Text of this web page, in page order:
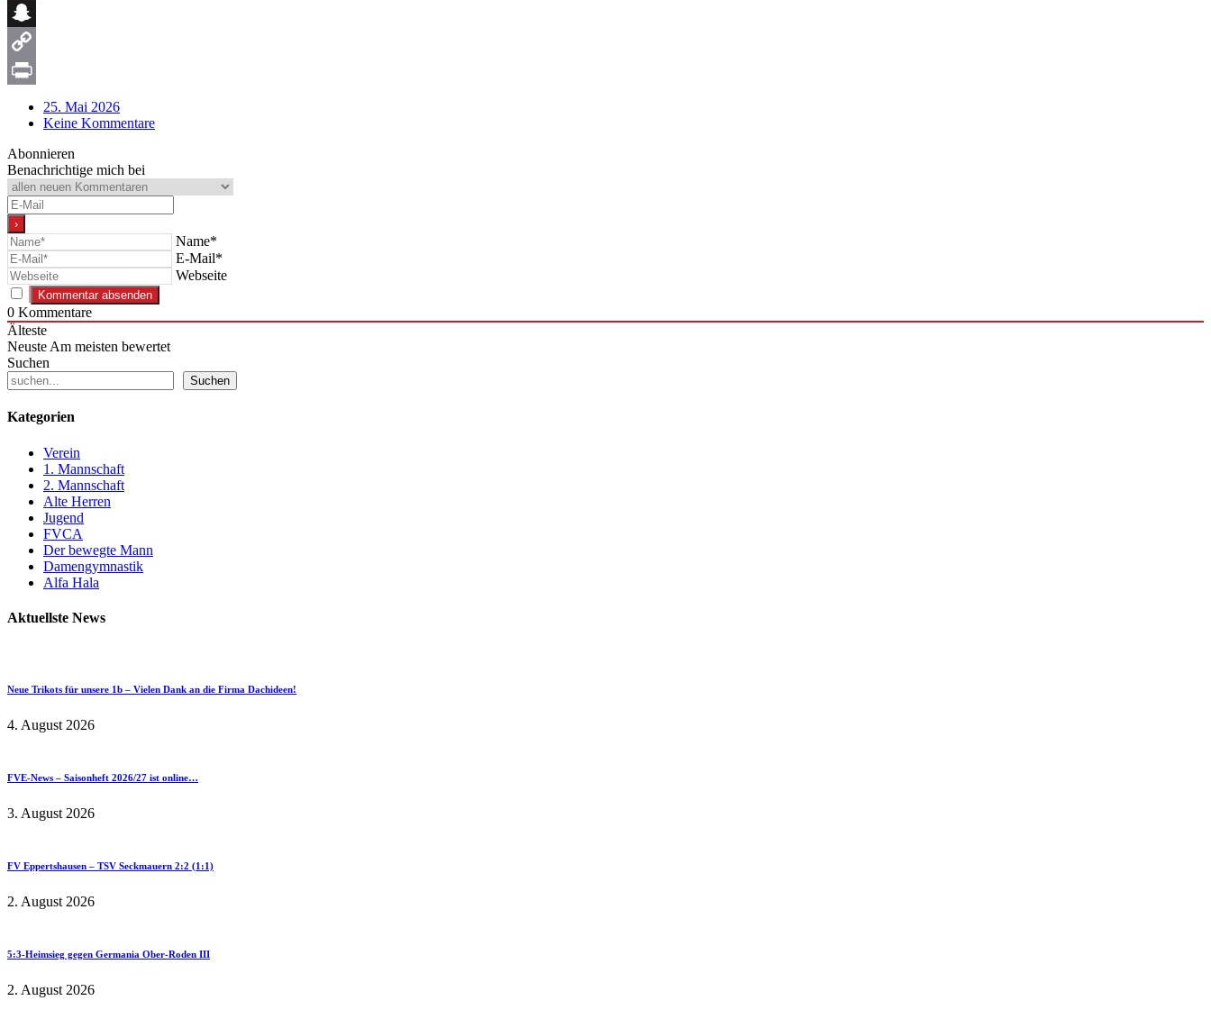
Messenger
Snapchat
Copy
25. Mai 2026
Keine Kommentare
Abonnieren
Benachrichtige mich bei
Name*
E-Mail*
Webseite
0 Kommentare
Älteste
Neuste Am meisten bewertet
Suchen
Suchen
Kategorien
Verein
1. Mannschaft
2. Mannschaft
Alte Herren
Jugend
FVCA
Der bewegte Mann
Damengymnastik
Alfa Hala
Aktuellste News
Neue Trikots für unsere 1b – Vielen Dank an die Firma Dachideen!
4. August 2026
FVE-News – Saisonheft 2026/27 ist online…
3. August 2026
FV Eppertshausen – TSV Seckmauern 2:2 (1:1)
2. August 2026
5:3-Heimsieg gegen Germania Ober-Roden III
2. August 2026